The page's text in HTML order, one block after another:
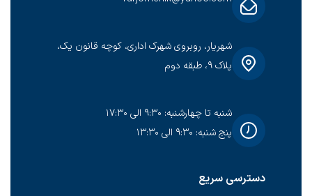
شهریار، روبروی شهرک اداری، کوچه قانون یک،
پلاک ۹، طبقه دوم
شنبه تا چهارشنبه: ۹:۳۰ الی ۱۷:۳۰
پنج شنبه: ۹:۳۰ الی ۱۳:۳۰
دسترسی سریع